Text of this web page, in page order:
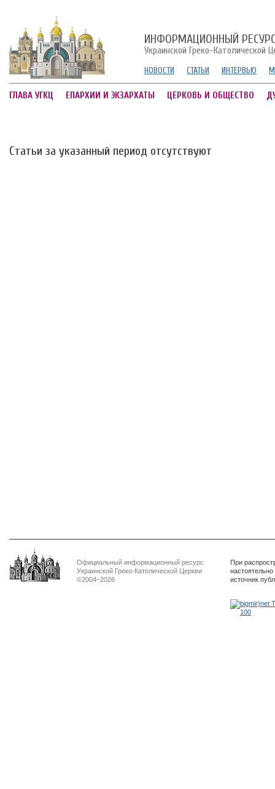
ИНФОРМАЦИОННЫЙ
Украинской Греко-Католической
НОВОСТИ СТАТЬИ ИНТЕРВЬЮ
ГЛАВА УГКЦ ЕПАРХИИ И ЭКЗАРХАТЫ ЦЕРКОВЬ И ОБЩЕСТВО
Статьи за указанный период отсутствуют
Официальный информационный ресурс
Украинской Греко-Католической Церкви
©2004–2026
При
источник